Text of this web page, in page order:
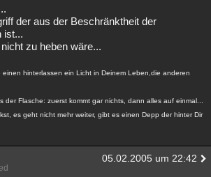
der aus der Beschränktheit der
ist...
zu heben wäre...
einen hinterlassen ein Licht in Deinem Leben,die anderen
der Flasche: zuerst kommt gar nichts, dann alles auf einmal...
es geht nicht mehr weiter, gibt es einen Depp der hinter Dir
05.02.2005 um 22:42